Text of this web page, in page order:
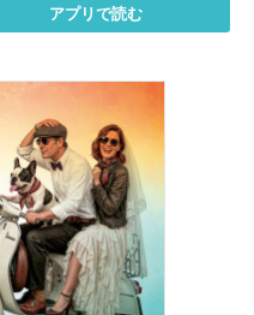
アプリで読む